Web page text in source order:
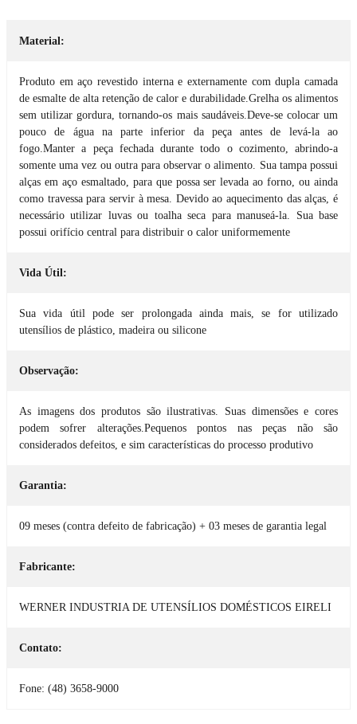
Material:
Produto em aço revestido interna e externamente com dupla camada
de esmalte de alta retenção de calor e durabilidade.Grelha os alimentos
sem utilizar gordura, tornando-os mais saudáveis.Deve-se colocar um
pouco de água na parte inferior da peça antes de levá-la ao
fogo.Manter a peça fechada durante todo o cozimento, abrindo-a
somente uma vez ou outra para observar o alimento. Sua tampa possui
alças em aço esmaltado, para que possa ser levada ao forno, ou ainda
como travessa para servir à mesa. Devido ao aquecimento das alças, é
necessário utilizar luvas ou toalha seca para manuseá-la. Sua base
possui orifício central para distribuir o calor uniformemente
Vida Útil:
Sua vida útil pode ser prolongada ainda mais, se for utilizado
utensílios de plástico, madeira ou silicone
Observação:
As imagens dos produtos são ilustrativas. Suas dimensões e cores
podem sofrer alterações.Pequenos pontos nas peças não são
considerados defeitos, e sim características do processo produtivo
Garantia:
09 meses (contra defeito de fabricação) + 03 meses de garantia legal
Fabricante:
WERNER INDUSTRIA DE UTENSÍLIOS DOMÉSTICOS EIRELI
Contato:
Fone: (48) 3658-9000